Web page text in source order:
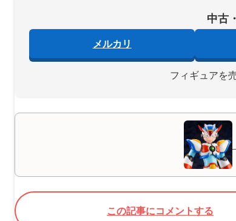
中古
メルカリ
フィギュアを
この記事にコメントする